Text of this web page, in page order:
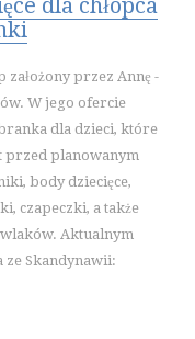
dla chłopca
założony przez Annę -
W jego ofercie
dla dzieci, które
przed planowanym
body dziecięce,
czapeczki, a także
Aktualnym
ze Skandynawii: